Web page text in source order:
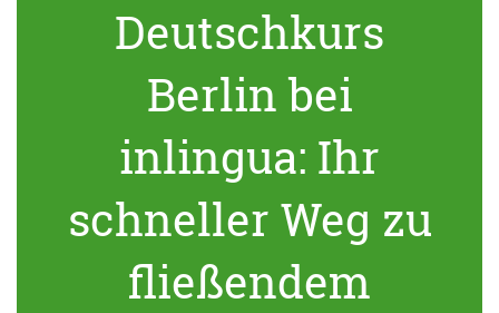
Deutschkurs
Berlin bei
inlingua: Ihr
schneller Weg zu
fließendem